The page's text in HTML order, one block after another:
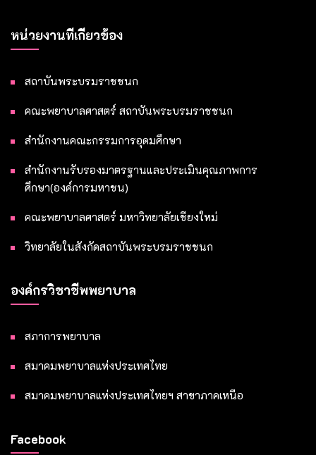
หน่วยงานที่เกี่ยวข้อง
สถาบันพระบรมราชชนก
คณะพยาบาลศาสตร์ สถาบันพระบรมราชชนก
สำนักงานคณะกรรมการอุดมศึกษา
สำนักงานรับรองมาตรฐานและประเมินคุณภาพการ
ศึกษา(องค์การมหาชน)
คณะพยาบาลศาสตร์ มหาวิทยาลัยเชียงใหม่
วิทยาลัยในสังกัดสถาบันพระบรมราชชนก
องค์กรวิชาชีพพยาบาล
สภาการพยาบาล
สมาคมพยาบาลแห่งประเทศไทย
สมาคมพยาบาลแห่งประเทศไทยฯ สาขาภาคเหนือ
Facebook